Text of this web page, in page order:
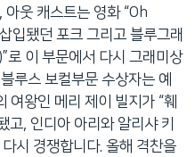
웃 캐스트는 영화 “Oh
됐던 포크 그리고 블루그래
이 부문에서 다시 그래미상
루스 보컬부문 수상자는 예
여왕인 메리 제이 빌지가 “훼
고, 인디아 아리와 알리샤 키
시 경쟁합니다. 올해 격찬을